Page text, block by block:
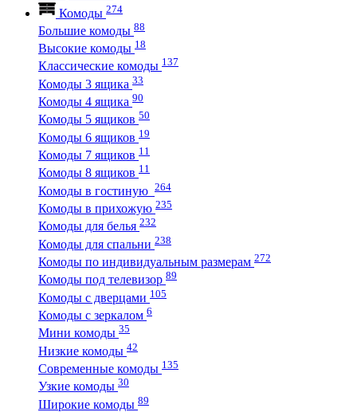
Комоды 274
Большие комоды 88
Высокие комоды 18
Классические комоды 137
Комоды 3 ящика 33
Комоды 4 ящика 90
Комоды 5 ящиков 50
Комоды 6 ящиков 19
Комоды 7 ящиков 11
Комоды 8 ящиков 11
Комоды в гостиную 264
Комоды в прихожую 235
Комоды для белья 232
Комоды для спальни 238
Комоды по индивидуальным размерам 272
Комоды под телевизор 89
Комоды с дверцами 105
Комоды с зеркалом 6
Мини комоды 35
Низкие комоды 42
Современные комоды 135
Узкие комоды 30
Широкие комоды 89